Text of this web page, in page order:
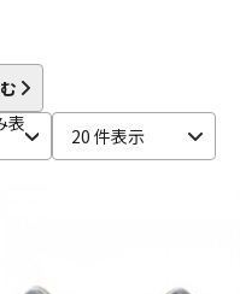
Gravity
表
20 件表示